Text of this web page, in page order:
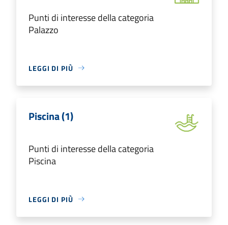
Punti di interesse della categoria
Palazzo
LEGGI DI PIÙ
Piscina (1)
Punti di interesse della categoria
Piscina
LEGGI DI PIÙ